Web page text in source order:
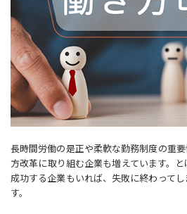
長時間労働の是正や柔軟な勤務制度の重
方改革に取り組む企業も増えています。
成功する企業もいれば、失敗に終わって
す。